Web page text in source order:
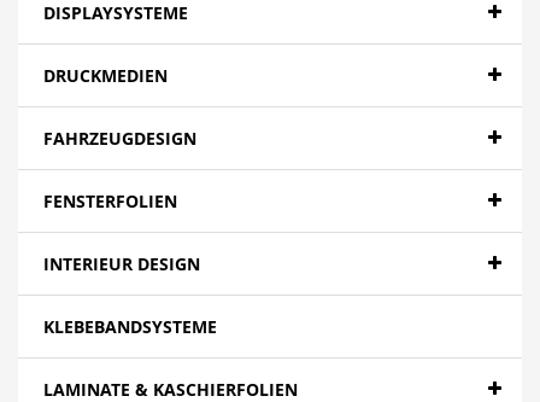
DISPLAYSYSTEME
DRUCKMEDIEN
FAHRZEUGDESIGN
FENSTERFOLIEN
INTERIEUR DESIGN
KLEBEBANDSYSTEME
LAMINATE & KASCHIERFOLIEN